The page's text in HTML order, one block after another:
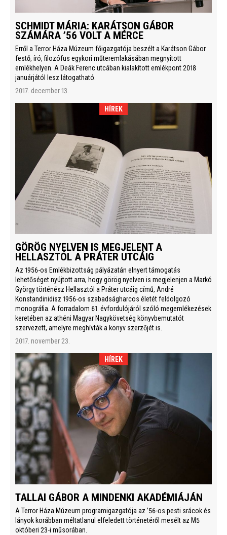
SCHMIDT MÁRIA: KARÁTSON GÁBOR
SZÁMÁRA ’56 VOLT A MÉRCE
Erről a Terror Háza Múzeum főigazgatója beszélt a Karátson Gábor
festő, író, filozófus egykori műteremlakásában megnyitott
emlékhelyen. A Deák Ferenc utcában kialakított emlékpont 2018
januárjától lesz látogatható.
2017. december 13.
HÍREK
GÖRÖG NYELVEN IS MEGJELENT A
HELLASZTÓL A PRÁTER UTCÁIG
Az 1956-os Emlékbizottság pályázatán elnyert támogatás
lehetőséget nyújtott arra, hogy görög nyelven is megjelenjen a Markó
György történész Hellasztól a Práter utcáig című, André
Konstandinidisz 1956-os szabadságharcos életét feldolgozó
monográfia. A forradalom 61. évfordulójáról szóló megemlékezések
keretében az athéni Magyar Nagykövetség könyvbemutatót
szervezett, amelyre meghívták a könyv szerzőjét is.
2017. november 23.
HÍREK
TALLAI GÁBOR A MINDENKI AKADÉMIÁJÁN
A Terror Háza Múzeum programigazgatója az ’56-os pesti srácok és
lányok korábban méltatlanul elfeledett történetéről mesélt az M5
októberi 23-i műsorában.